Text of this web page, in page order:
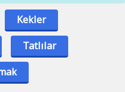
Kekler
Tatlılar